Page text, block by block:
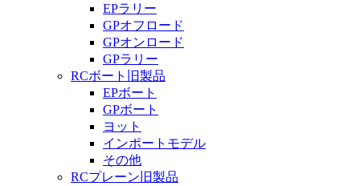
EPラリー
GPオフロード
GPオンロード
GPラリー
RCボート旧製品
EPボート
GPボート
ヨット
インポートモデル
その他
RCプレーン旧製品